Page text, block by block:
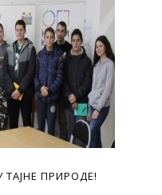
ТАЈНЕ ПРИРОДЕ!